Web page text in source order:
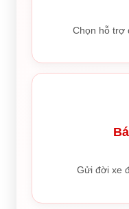
Chọn hỗ trợ
Gửi đời xe